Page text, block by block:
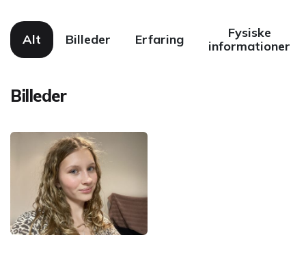
Alt Billeder Erfaring
Fysiske
informationer
Billeder